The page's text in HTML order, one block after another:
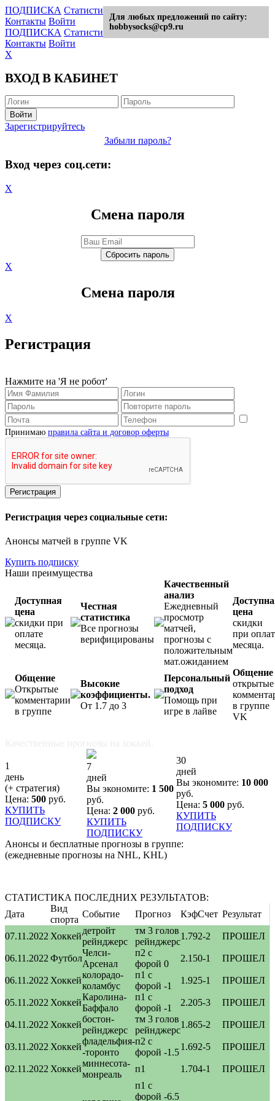
ПОДПИСКА Статистика
Контакты Войти
ПОДПИСКА Статистика Гарантии FAQs Партнерка
Контакты Войти
X
ВХОД В КАБИНЕТ
Зарегистрируйтесь
Забыли пароль?
Вход через соц.сети:
X
Смена пароля
X
Смена пароля
X
Регистрация
Нажмите на 'Я не робот'
Принимаю правила сайта и договор оферты
Регистрация через социальные сети:
Анонсы матчей в группе VK
Купить подписку
Наши преимущества
Доступная
цена
скидки при
оплате
месяца.
Честная
статистика
Все прогнозы
верифицированы
Качественный
анализ
Ежедневный
просмотр
матчей,
прогнозы с
положительным
мат.ожиданием
цена
скидки
при
месяца.
Общение
Открытые
комментарии
в группе
Высокие
коэффициенты.
От 1.7 до 3
Персональный
подход
Помощь при
игре в лайве
Общение
открытые
в группе
VK
1
день
(+ стратегия)
Цена: 500 руб.
КУПИТЬ
ПОДПИСКУ
7
дней
Вы экономите: 1 500
руб.
Цена: 2 000 руб.
КУПИТЬ
ПОДПИСКУ
30
дней
Вы экономите: 10 000
руб.
Цена: 5 000 руб.
КУПИТЬ
ПОДПИСКУ
Анонсы и бесплатные прогнозы в группе:
(ежедневные прогнозы на NHL, KHL)
СТАТИСТИКА ПОСЛЕДНИХ РЕЗУЛЬТАТОВ:
Дата
Вид
спорта
Событие Прогноз КэфСчет Результат
07.11.2022 Хоккей
детройт
рейнджерс
тм 3 голов
рейнджерс
1.792-2 ПРОШЕЛ
06.11.2022 Футбол
Челси-
Арсенал
п2 с
форой 0
2.150-1 ПРОШЕЛ
06.11.2022 Хоккей
колорадо-
коламбус
п1 с
форой -1
1.925-1 ПРОШЕЛ
05.11.2022 Хоккей
Каролина-
Баффало
п1 с
форой -1
2.205-3 ПРОШЕЛ
04.11.2022 Хоккей
бостон-
рейнджерс
тм 3 голов
рейнджерс
1.865-2 ПРОШЕЛ
03.11.2022 Хоккей
фладельфия-
-торонто
п2 с
форой -1.5
1.692-5 ПРОШЕЛ
02.11.2022 Хоккей
миннесота-
монреаль
п1 1.704-1 ПРОШЕЛ
п1 с
форой -6.5
Для любых предложений по сайту:
hobbysocks@cp9.ru